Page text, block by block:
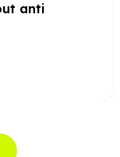
voiture ou à 149
dramatique
ou à 2.2 km,
anti